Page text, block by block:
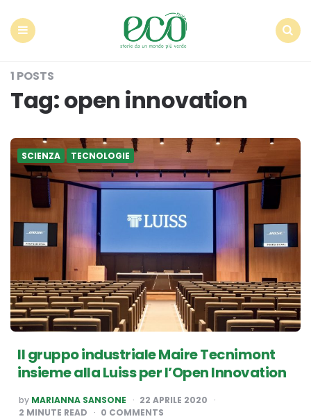
1 POSTS
Tag:open innovation
SCIENZA TECNOLOGIE
Il gruppo industriale Maire Tecnimont
insieme alla Luiss per l’Open Innovation
POSTED
BY
by MARIANNA SANSONE
22 APRILE 2020
2 MINUTE READ 0 COMMENTS